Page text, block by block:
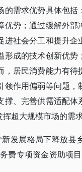
需求优势具体包
优势；通过缓解外
社会分工和提升
成的技术创新优
居民消费能力有
作用偏弱等问题
、完善供需适配
超大规模市场的需求
新发展格局下释放县
费专项资金资助项